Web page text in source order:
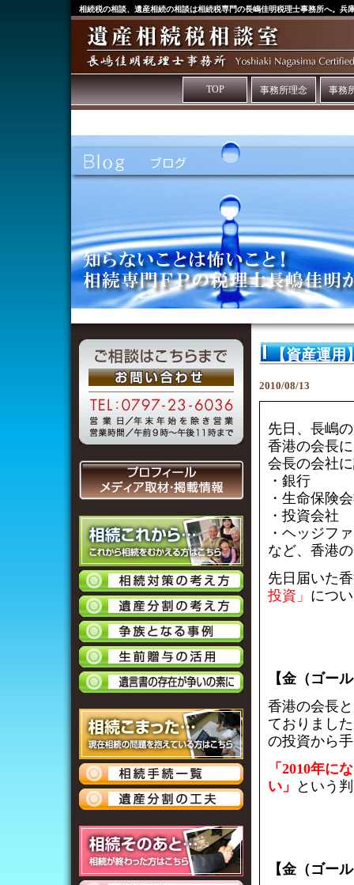
相続税の相談、遺産相続の相談は相続税専門の長嶋佳明税理士事務所へ。兵
TOP 事務所理念 事務
【資産運用
2010/08/13
先日、長嶋
香港の会長
会長の会社
・銀行
・生命保険
・投資会社
・ヘッジフ
など、香港
先日届いた
投資」 につ
【金（ゴー
香港の会長
ておりまし
の投資から
「2010年に
い」
という
【金（ゴー